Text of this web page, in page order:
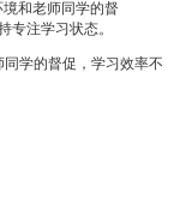
和老师同学的督
注学习状态。
学的督促，学习效率不